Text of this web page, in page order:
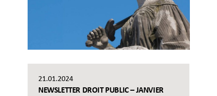
21.01.2024
NEWSLETTER DROIT PUBLIC – JANVIER